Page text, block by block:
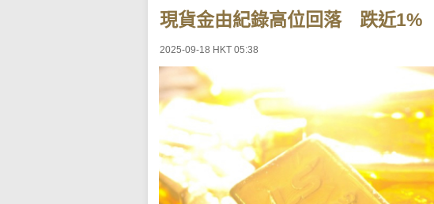
現貨金由紀錄高位回落 跌近1%
2025-09-18 HKT 05:38